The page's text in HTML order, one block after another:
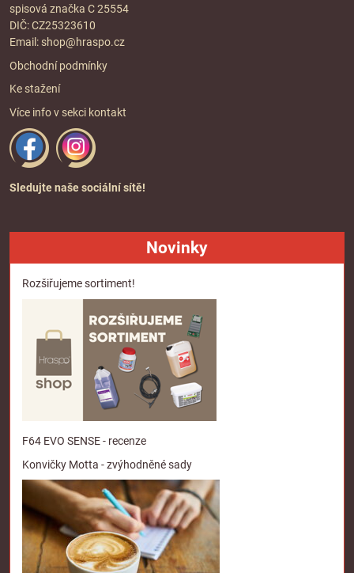
spisová značka C 25554
DIČ: CZ25323610
Email: shop@hraspo.cz
Obchodní podmínky
Ke stažení
Více info v sekci kontakt
Sledujte naše sociální sítě!
Novinky
Rozšiřujeme sortiment!
F64 EVO SENSE - recenze
Konvičky Motta - zvýhodněné sady